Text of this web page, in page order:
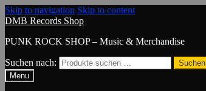
Skip to navigation Skip to content
DMB Records Shop
PUNK ROCK SHOP – Music & Merchandise
Suchen nach:
Suchen
Menu